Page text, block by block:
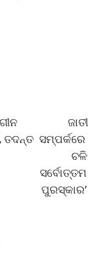
ତଦନ୍ତ